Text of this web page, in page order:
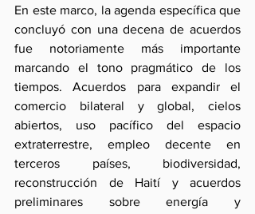
En este marco, la agenda específica que
concluyó con una decena de acuerdos
fue notoriamente más importante
marcando el tono pragmático de los
tiempos. Acuerdos para expandir el
comercio bilateral y global, cielos
abiertos, uso pacífico del espacio
extraterrestre, empleo decente en
terceros países, biodiversidad,
reconstrucción de Haití y acuerdos
preliminares sobre energía y